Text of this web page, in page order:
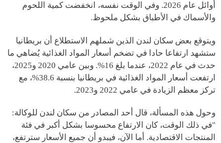
أوائل عام 2026. وفي الوقت نفسه، انخفضت كمية اللحوم
والأسماك في الأطباق بشكل ملحوظ.
ويتوقع بعض سكان لندن الذين شملهم الاستطلاع أن بريطانيا
ستشهد ارتفاعا حادا في تضخم أسعار المواد الغذائية يُضاهي ما
حدث في عام 2022، عندما بلغ 16%. وبين عامي 2020 و2025،
ارتفعت أسعار المواد الغذائية في بريطانيا بنسبة 38.6%، مع
تركز معظم الزيادة في عامي 2022 و2023.
وحول هذه المسألة، قال أحد المصادر من سكان لندن للوكالة:
"في ذلك الوقت، كان الارتفاع محسوسا بشكل أكبر في فئة
المنتجات الاقتصادية. أما الآن، فيبدو أن جميع الأسعار سترتفع،